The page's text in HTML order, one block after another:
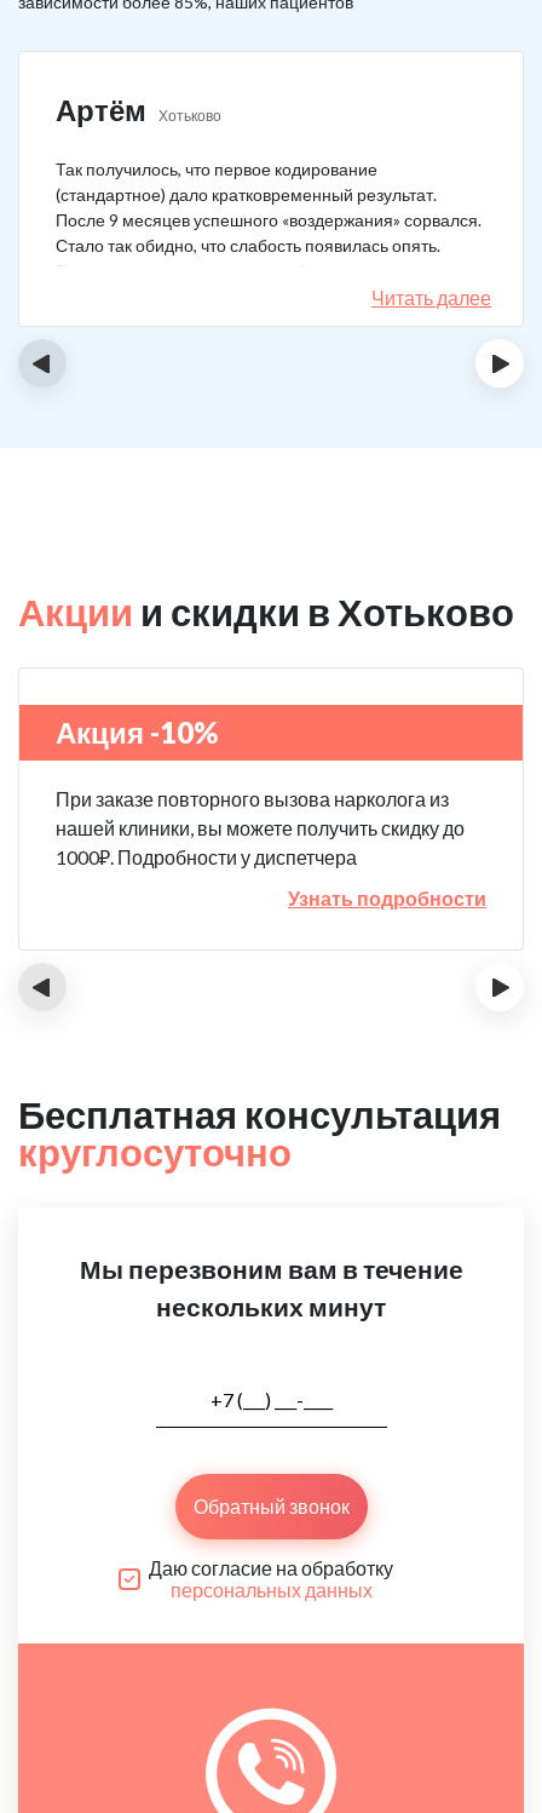
Артём Хотьково
Так получилось, что первое кодирование
(стандартное) дало кратковременный результат.
После 9 месяцев успешного «воздержания» сорвался.
Стало так обидно, что слабость появилась опять.
Решил не затягивать, и опять обратился в клинику.
Мне порекомендовали двойной блок. Согласился, и
сейчас не жалею. Уже два года в полной завязке.
Читать далее
‹ ›
Акции и скидки в Хотьково
Акция -10%
При заказе повторного вызова нарколога из
нашей клиники, вы можете получить скидку до
1000₽. Подробности у диспетчера
Узнать подробности
‹ ›
Бесплатная консультация
круглосуточно
Мы перезвоним вам в течение
нескольких минут
Обратный звонок
Даю согласие на обработку
персональных данных